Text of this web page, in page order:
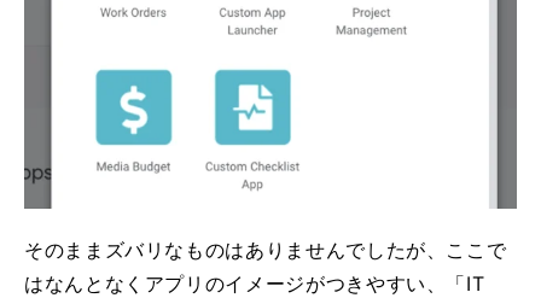
そのままズバリなものはありませんでしたが、ここで
はなんとなくアプリのイメージがつきやすい、「IT